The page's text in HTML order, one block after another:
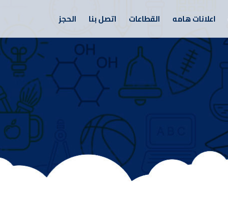
اعلانات هامه القطاعات اتصل بنا الحجز